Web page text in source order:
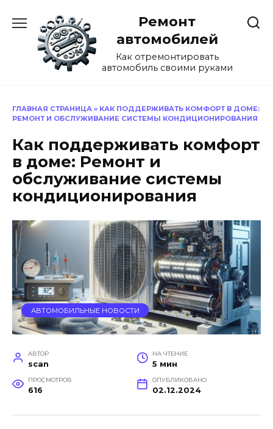
содержанию
Ремонт
автомобилей
Как отремонтировать
автомобиль своими руками
ГЛАВНАЯ СТРАНИЦА » КАК ПОДДЕРЖИВАТЬ КОМФОРТ В ДОМЕ:
РЕМОНТ И ОБСЛУЖИВАНИЕ СИСТЕМЫ КОНДИЦИОНИРОВАНИЯ
Как поддерживать комфорт
в доме: Ремонт и
обслуживание системы
кондиционирования
АВТОМОБИЛЬНЫЕ НОВОСТИ
АВТОР
scan
НА ЧТЕНИЕ
5 мин
ПРОСМОТРОВ
616
ОПУБЛИКОВАНО
02.12.2024